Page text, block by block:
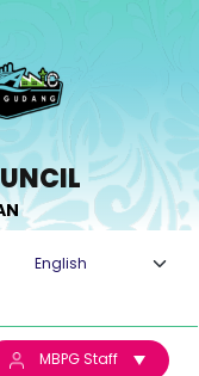
Select your
MBPG Staff